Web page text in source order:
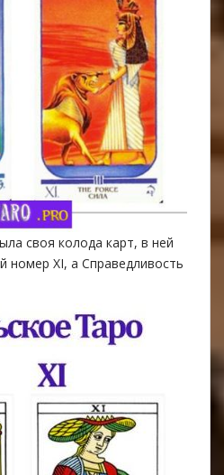
своя колода карт, в ней
номер XI, а Справедливость